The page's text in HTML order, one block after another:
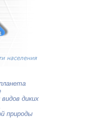
диких
природы